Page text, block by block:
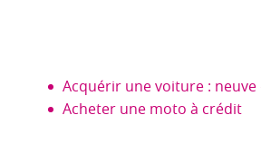
Acquérir une voiture : neuve
Acheter une moto à crédit